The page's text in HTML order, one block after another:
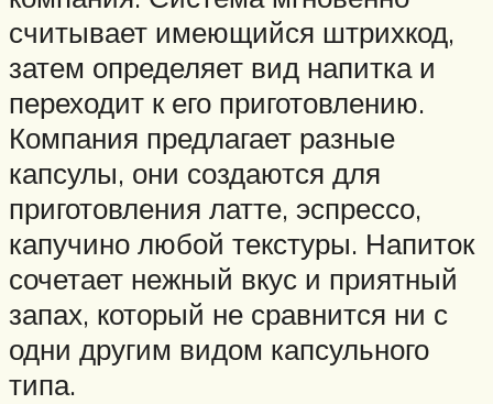
считывает имеющийся штрихкод,
затем определяет вид напитка и
переходит к его приготовлению.
Компания предлагает разные
капсулы, они создаются для
приготовления латте, эспрессо,
капучино любой текстуры. Напиток
сочетает нежный вкус и приятный
запах, который не сравнится ни с
одни другим видом капсульного
типа.